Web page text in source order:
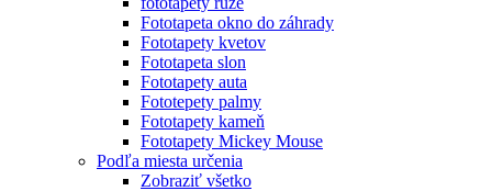
Fototapeta okno do záhrady
Fototapety kvetov
Fototapeta slon
Fototapety auta
Fototepety palmy
Fototapety kameň
Fototapety Mickey Mouse
Podľa miesta určenia
Zobraziť všetko